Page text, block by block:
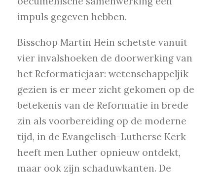
impuls gegeven hebben.
Bisschop Martin Hein schetste vanuit
vier invalshoeken de doorwerking van
het Reformatiejaar: wetenschappeljik
gezien is er meer zicht gekomen op de
betekenis van de Reformatie in brede
zin als voorbereiding op de moderne
tijd, in de Evangelisch-Lutherse Kerk
heeft men Luther opnieuw ontdekt,
maar ook zijn schaduwkanten. De